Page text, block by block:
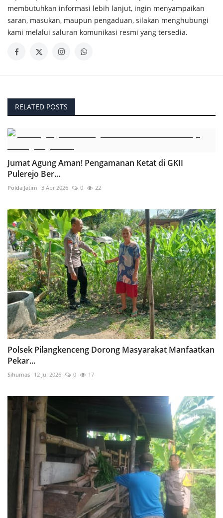
membutuhkan informasi lebih lanjut, ingin menyampaikan
saran, masukan, maupun pengaduan, silakan menghubungi
kami melalui saluran komunikasi resmi yang tersedia.
RELATED POSTS
Jumat Agung Aman! Pengamanan Ketat di GKII
Pulerejo Ber...
Polda Jatim 3 Apr 2026 0 22
Polsek Pilangkenceng Dorong Masyarakat Manfaatkan
Pekar...
Sihumas 12 Jul 2026 0 17